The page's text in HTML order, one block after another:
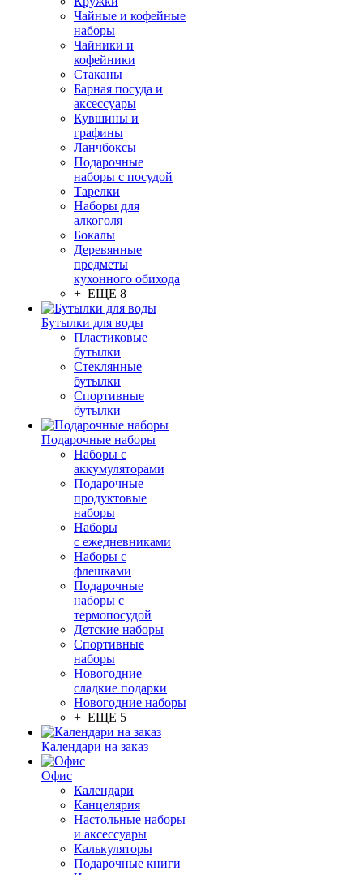
Чайные и кофейные
наборы
Чайники и
кофейники
Стаканы
Барная посуда и
аксессуары
Кувшины и
графины
Ланчбоксы
Подарочные
наборы с посудой
Тарелки
Наборы для
алкоголя
Бокалы
Деревянные
предметы
кухонного обихода
+ ЕЩЕ 8
Бутылки для воды
Пластиковые
бутылки
Стеклянные
бутылки
Спортивные
бутылки
Подарочные наборы
Наборы с
аккумуляторами
Подарочные
продуктовые
наборы
Наборы
с ежедневниками
Наборы с
флешками
Подарочные
наборы с
термопосудой
Детские наборы
Спортивные
наборы
Новогодние
сладкие подарки
Новогодние наборы
+ ЕЩЕ 5
Календари на заказ
Офис
Календари
Канцелярия
Настольные наборы
и аксессуары
Калькуляторы
Подарочные книги